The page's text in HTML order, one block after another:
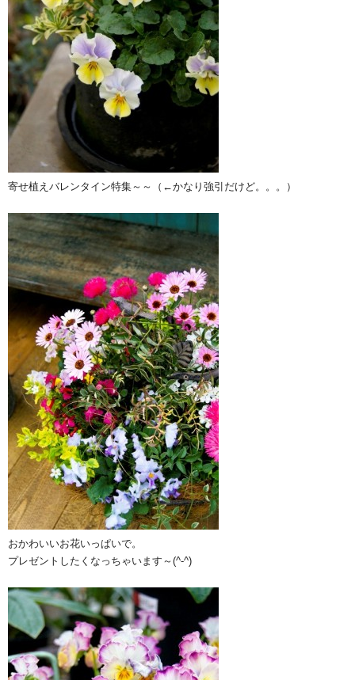
寄せ植えバレンタイン特集～～（←かなり強引だけど。。。）
おかわいいお花いっぱいで。
プレゼントしたくなっちゃいます～(^-^)